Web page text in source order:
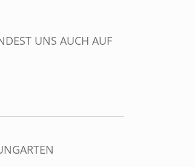
UNS AUCH AUF